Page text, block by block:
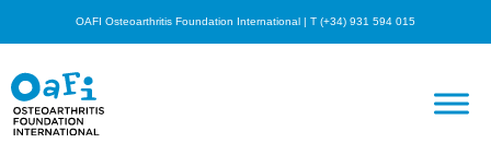
OAFI Osteoarthritis Foundation International | T (+34) 931 594 015